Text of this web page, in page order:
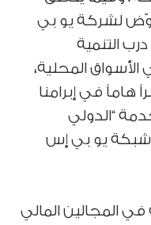
لشركة يو بي
التنمية
المحلية،
هاماً في إبرامنا
“الدولي
شبكة يو بي إس
المجالين المالي